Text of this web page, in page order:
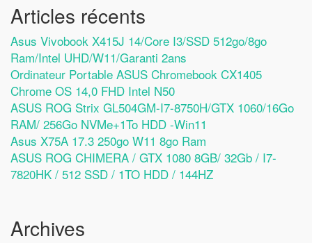
Articles récents
Asus Vivobook X415J 14/Core I3/SSD 512go/8go
Ram/Intel UHD/W11/Garanti 2ans
Ordinateur Portable ASUS Chromebook CX1405
Chrome OS 14,0 FHD Intel N50
ASUS ROG Strix GL504GM-I7-8750H/GTX 1060/16Go
RAM/ 256Go NVMe+1To HDD -Win11
Asus X75A 17.3 250go W11 8go Ram
ASUS ROG CHIMERA / GTX 1080 8GB/ 32Gb / I7-
7820HK / 512 SSD / 1TO HDD / 144HZ
Archives